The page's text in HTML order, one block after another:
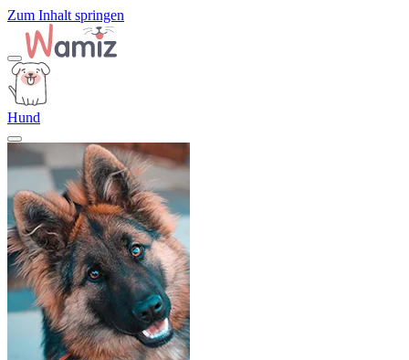
Zum Inhalt springen
Hund